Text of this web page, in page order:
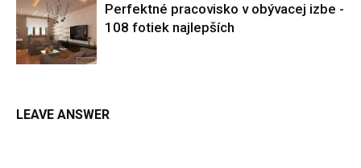
Perfektné pracovisko v obývacej izbe -
108 fotiek najlepších
LEAVE ANSWER